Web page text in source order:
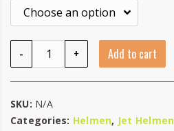
-
Vito Jet Moda Wit/zwart quantity
+ Add to cart
SKU: N/A
Categories: Helmen, Jet Helmen